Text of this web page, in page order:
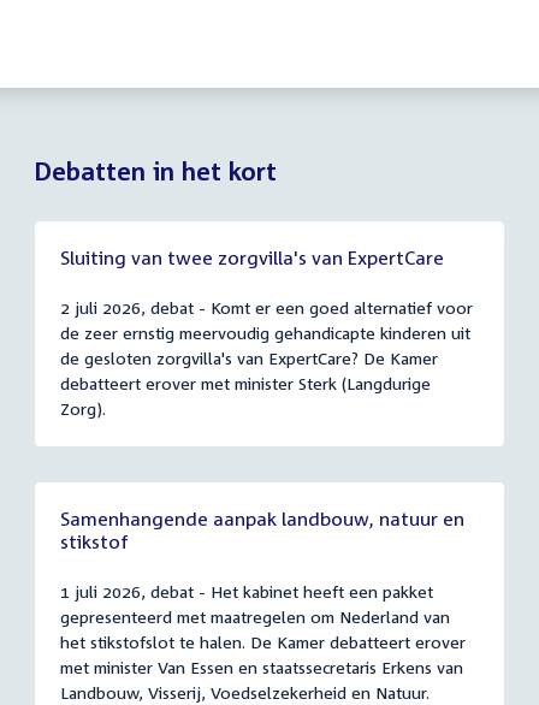
Debatten in het kort
Sluiting van twee zorgvilla's van ExpertCare
2 juli 2026, debat - Komt er een goed alternatief voor
de zeer ernstig meervoudig gehandicapte kinderen uit
de gesloten zorgvilla's van ExpertCare? De Kamer
debatteert erover met minister Sterk (Langdurige
Zorg).
Samenhangende aanpak landbouw, natuur en
stikstof
1 juli 2026, debat - Het kabinet heeft een pakket
gepresenteerd met maatregelen om Nederland van
het stikstofslot te halen. De Kamer debatteert erover
met minister Van Essen en staatssecretaris Erkens van
Landbouw, Visserij, Voedselzekerheid en Natuur.